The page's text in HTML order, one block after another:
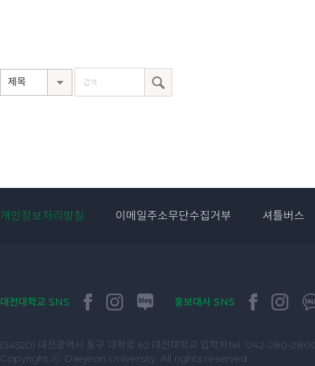
제목
개인정보처리방침 이메일주소무단수집거부 셔틀버스
대전대학교 SNS 홍보대사 SNS
(34520) 대전광역시 동구 대학로 62 대전대학교 입학처 Tel. 042-280-
Copyright ⓒ Daejeon University. All rights reserved.